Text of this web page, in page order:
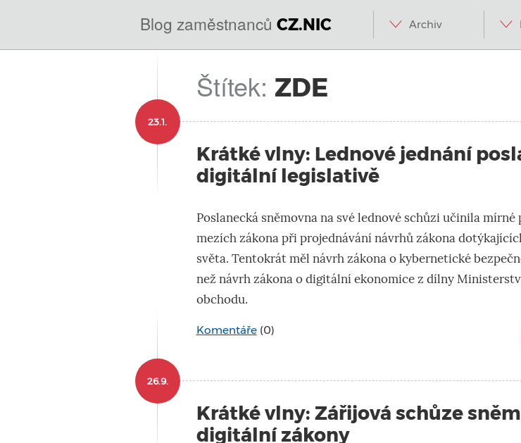
Blog zaměstnanců CZ.NIC
SOA
domény.dns.enum.mojeid.internet.
obsah
Archiv
Štítek: ZDE
Krátké vlny: Lednové jednání
digitální legislativě
23.1.
Poslanecká sněmovna na své lednové schůzi učinila mírné
mezích zákona při projednávání návrhů zákona
světa. Tentokrát měl návrh zákona o kybernetické
než návrh zákona o digitální ekonomice z dílny
obchodu.
Komentáře (0)
Krátké vlny: Zářijová schůze
digitální zákony
26.9.